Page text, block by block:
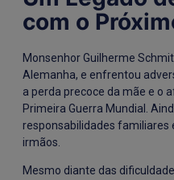
com o
Monsenhor Guilherme
Alemanha, e enfrentou
a perda precoce da mãe e o
Primeira Guerra Mundial.
responsabilidades familiares
irmãos.
Mesmo diante das